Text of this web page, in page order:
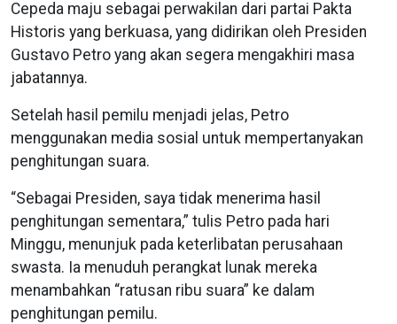
Cepeda maju sebagai perwakilan dari partai Pakta
Historis yang berkuasa, yang didirikan oleh Presiden
Gustavo Petro yang akan segera mengakhiri masa
jabatannya.
Setelah hasil pemilu menjadi jelas, Petro
menggunakan media sosial untuk mempertanyakan
penghitungan suara.
“Sebagai Presiden, saya tidak menerima hasil
penghitungan sementara,” tulis Petro pada hari
Minggu, menunjuk pada keterlibatan perusahaan
swasta. Ia menuduh perangkat lunak mereka
menambahkan “ratusan ribu suara” ke dalam
penghitungan pemilu.